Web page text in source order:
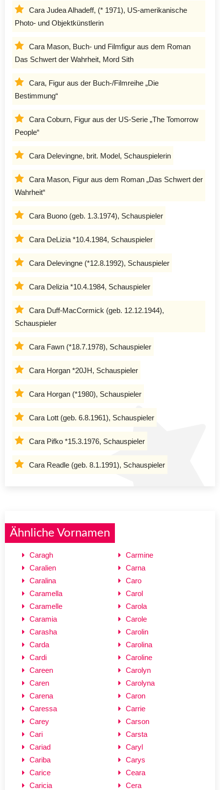
Cara Judea Alhadeff, (* 1971), US-amerikanische
Photo- und Objektkünstlerin
Cara Mason, Buch- und Filmfigur aus dem Roman
Das Schwert der Wahrheit, Mord Sith
Cara, Figur aus der Buch-/Filmreihe „Die
Bestimmung“
Cara Coburn, Figur aus der US-Serie „The Tomorrow
People“
Cara Delevingne, brit. Model, Schauspielerin
Cara Mason, Figur aus dem Roman „Das Schwert der
Wahrheit“
Cara Buono (geb. 1.3.1974), Schauspieler
Cara DeLizia *10.4.1984, Schauspieler
Cara Delevingne (*12.8.1992), Schauspieler
Cara Delizia *10.4.1984, Schauspieler
Cara Duff-MacCormick (geb. 12.12.1944),
Schauspieler
Cara Fawn (*18.7.1978), Schauspieler
Cara Horgan *20JH, Schauspieler
Cara Horgan (*1980), Schauspieler
Cara Lott (geb. 6.8.1961), Schauspieler
Cara Pifko *15.3.1976, Schauspieler
Cara Readle (geb. 8.1.1991), Schauspieler
Ähnliche Vornamen
Caragh
Caralien
Caralina
Caramella
Caramelle
Caramia
Carasha
Carda
Cardi
Careen
Caren
Carena
Caressa
Carey
Cari
Cariad
Cariba
Carice
Caricia
Carmine
Carna
Caro
Carol
Carola
Carole
Carolin
Carolina
Caroline
Carolyn
Carolyna
Caron
Carrie
Carson
Carsta
Caryl
Carys
Ceara
Cera